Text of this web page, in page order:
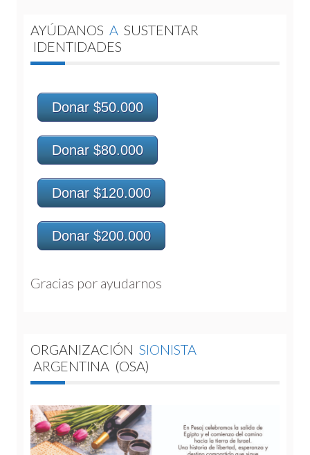
AYÚDANOS A SUSTENTAR
IDENTIDADES
Donar $50.000
Donar $80.000
Donar $120.000
Donar $200.000
Gracias por ayudarnos
ORGANIZACIÓN SIONISTA
ARGENTINA (OSA)